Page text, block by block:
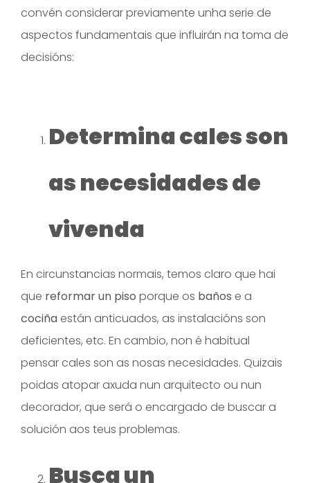
convén considerar previamente unha serie de
aspectos fundamentais que influirán na toma de
decisións:
Determina cales son
as necesidades de
vivenda
En circunstancias normais, temos claro que hai
que reformar un piso porque os baños e a
cociña están anticuados, as instalacións son
deficientes, etc. En cambio, non é habitual
pensar cales son as nosas necesidades. Quizais
poidas atopar axuda nun arquitecto ou nun
decorador, que será o encargado de buscar a
solución aos teus problemas.
Busca un